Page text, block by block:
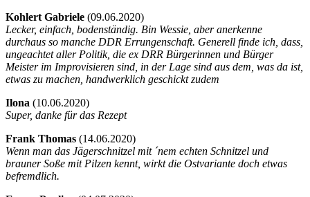
Kohlert Gabriele (09.06.2020)
Lecker, einfach, bodenständig. Bin Wessie, aber anerkenne
durchaus so manche DDR Errungenschaft. Generell finde ich, dass,
ungeachtet aller Politik, die ex DRR Bürgerinnen und Bürger
Meister im Improvisieren sind, in der Lage sind aus dem, was da ist,
etwas zu machen, handwerklich geschickt zudem
Ilona (10.06.2020)
Super, danke für das Rezept
Frank Thomas (14.06.2020)
Wenn man das Jägerschnitzel mit ´nem echten Schnitzel und
brauner Soße mit Pilzen kennt, wirkt die Ostvariante doch etwas
befremdlich.